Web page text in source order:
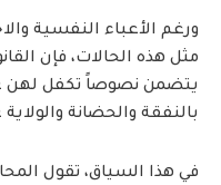
ورغم الأعباء النفسية
مثل هذه الحالات، فإن
يتضمن نصوصاً تكفل لهن
بالنفقة والحضانة والولاية
في هذا السياق، تقول